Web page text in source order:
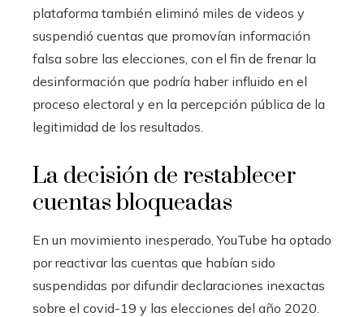
plataforma también eliminó miles de videos y
suspendió cuentas que promovían información
falsa sobre las elecciones, con el fin de frenar la
desinformación que podría haber influido en el
proceso electoral y en la percepción pública de la
legitimidad de los resultados.
La decisión de restablecer
cuentas bloqueadas
En un movimiento inesperado, YouTube ha optado
por reactivar las cuentas que habían sido
suspendidas por difundir declaraciones inexactas
sobre el covid-19 y las elecciones del año 2020.